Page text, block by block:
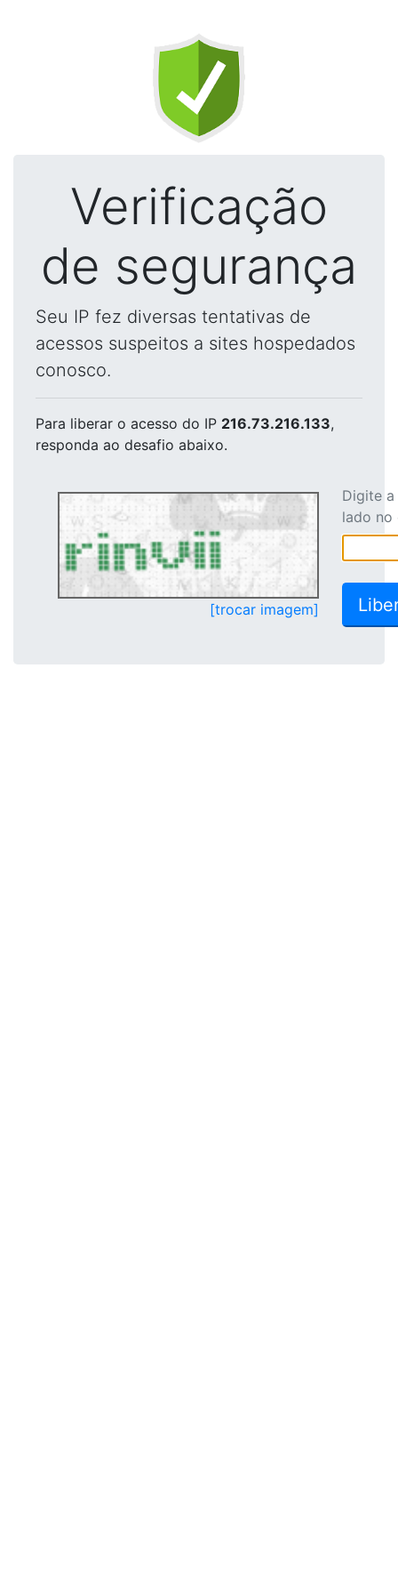
Verificação
de segurança
Seu IP fez diversas tentativas de
acessos suspeitos a sites hospedados
conosco.
Para liberar o acesso do IP 216.73.216.133,
responda ao desafio abaixo.
[trocar imagem]
Digite
lado no